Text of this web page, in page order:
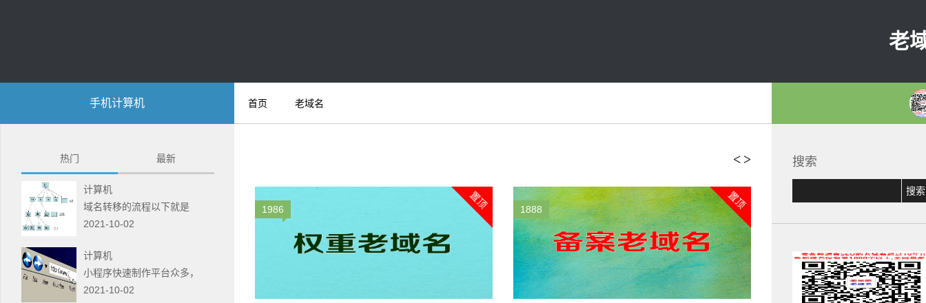
老
手机计算机 首页 老域名
热门 最新
计算机
域名转移的流程以下就是
2021-10-02
计算机
小程序快速制作平台众多，
2021-10-02
搜索
< >
1986 置顶 1888 置顶